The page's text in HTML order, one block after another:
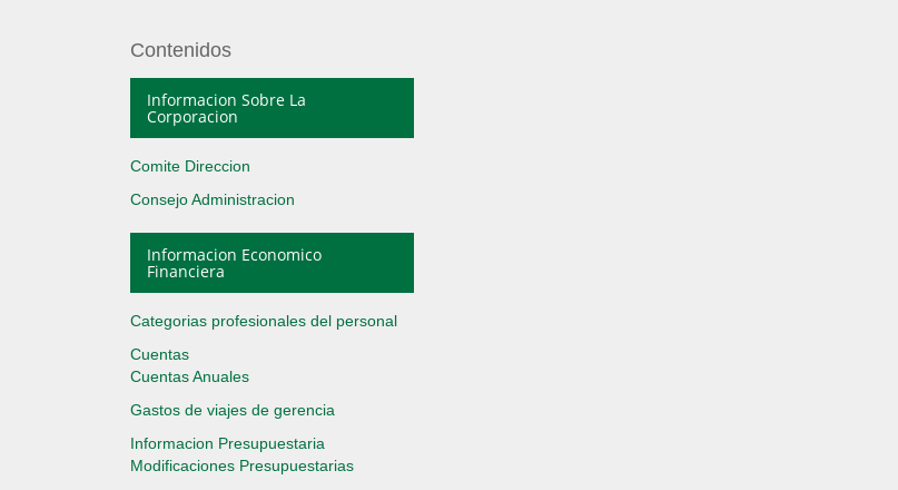
Contenidos
Informacion Sobre La
Corporacion
Comite Direccion
Consejo Administracion
Informacion Economico
Financiera
Categorias profesionales del personal
Cuentas
Cuentas Anuales
Gastos de viajes de gerencia
Informacion Presupuestaria
Modificaciones Presupuestarias